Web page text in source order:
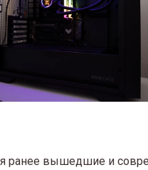
ранее вышедшие и